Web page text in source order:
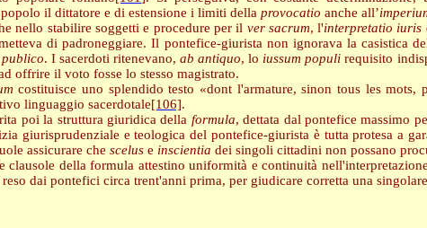
il dittatore e di estensione i limiti della provocatio anche all’
nello stabilire soggetti e procedure per il ver sacrum, l'interpretatio iuris
di padroneggiare. Il pontefice-giurista non ignorava la casistica
. I sacerdoti ritenevano,ab antiquo, lo iussum populi requisito
offrire il voto fosse lo stesso magistrato.
costituisce uno splendido testo «dont l'armature, sinon tous les mots,
linguaggio sacerdotale[106].
poi la struttura giuridica della formula, dettata dal pontefice massimo
giurisprudenziale e teologica del pontefice-giurista è tutta protesa a
assicurare che scelus e inscientia dei singoli cittadini non possano
clausole della formula attestino uniformità e continuità
dai pontefici circa trent'anni prima, per giudicare corretta una